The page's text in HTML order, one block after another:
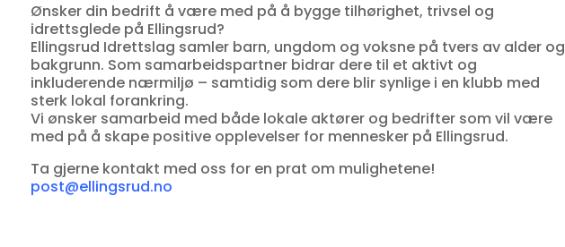
Ønsker din bedrift å være med på å bygge tilhørighet, trivsel og
idrettsglede på Ellingsrud?
Ellingsrud Idrettslag samler barn, ungdom og voksne på tvers av alder og
bakgrunn. Som samarbeidspartner bidrar dere til et aktivt og
inkluderende nærmiljø – samtidig som dere blir synlige i en klubb med
sterk lokal forankring.
Vi ønsker samarbeid med både lokale aktører og bedrifter som vil være
med på å skape positive opplevelser for mennesker på Ellingsrud.
Ta gjerne kontakt med oss for en prat om mulighetene!
post@ellingsrud.no